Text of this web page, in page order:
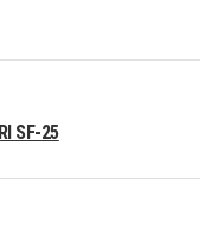
SF-25